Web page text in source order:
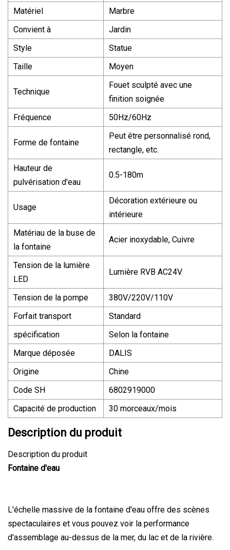
Matériel
Marbre
Convient à
Jardin
Style
Statue
Taille
Moyen
Technique
Fouet sculpté avec une
finition soignée
Fréquence
50Hz/60Hz
Forme de fontaine
Peut être personnalisé rond,
rectangle, etc.
Hauteur de
pulvérisation d'eau
0.5-180m
Usage
Décoration extérieure ou
intérieure
Matériau de la buse de
la fontaine
Acier inoxydable, Cuivre
Tension de la lumière
LED
Lumière RVB AC24V
Tension de la pompe
380V/220V/110V
Forfait transport
Standard
spécification
Selon la fontaine
Marque déposée
DALIS
Origine
Chine
Code SH
6802919000
Capacité de production
30 morceaux/mois
Description du produit
Description du produit
Fontaine d'eau
L'échelle massive de la fontaine d'eau offre des scènes
spectaculaires et vous pouvez voir la performance
d'assemblage au-dessus de la mer, du lac et de la rivière.